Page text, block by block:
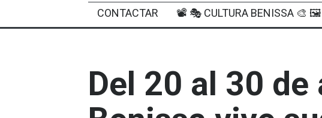
CONTACTAR
📽 🎭 CULTURA BENISSA 🎨 🖼
Del 20 al 30 de